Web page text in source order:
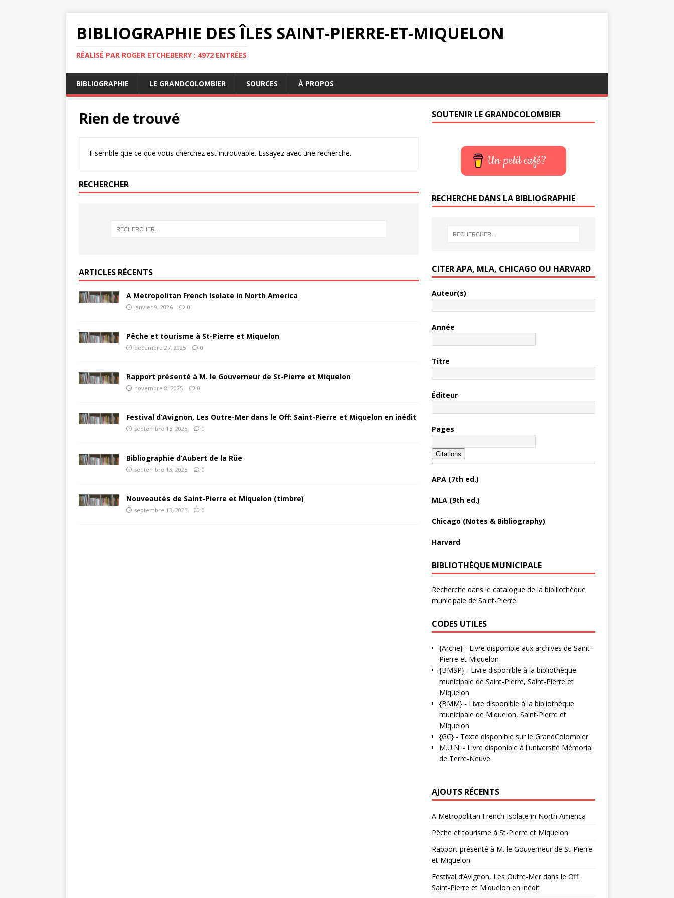
BIBLIOGRAPHIE DES ÎLES SAINT-PIERRE-ET-MIQUELON
RÉALISÉ PAR ROGER ETCHEBERRY : 4972 ENTRÉES
BIBLIOGRAPHIE LE GRANDCOLOMBIER SOURCES À PROPOS
Rien de trouvé
Il semble que ce que vous cherchez est introuvable. Essayez avec une recherche.
RECHERCHER
ARTICLES RÉCENTS
A Metropolitan French Isolate in North America
janvier 9, 2026 0
Pêche et tourisme à St-Pierre et Miquelon
décembre 27, 2025 0
Rapport présenté à M. le Gouverneur de St-Pierre et Miquelon
novembre 8, 2025 0
Festival d’Avignon, Les Outre-Mer dans le Off: Saint-Pierre et Miquelon en inédit
septembre 15, 2025 0
Bibliographie d’Aubert de la Rüe
septembre 13, 2025 0
Nouveautés de Saint-Pierre et Miquelon (timbre)
septembre 13, 2025 0
SOUTENIR LE GRANDCOLOMBIER
Un petit café?
RECHERCHE DANS LA BIBLIOGRAPHIE
CITER APA, MLA, CHICAGO OU HARVARD
Auteur(s)
Année
Titre
Éditeur
Pages
Citations
APA (7th ed.)
MLA (9th ed.)
Chicago (Notes & Bibliography)
Harvard
BIBLIOTHÈQUE MUNICIPALE
Recherche dans le catalogue de la bibiliothèque
municipale de Saint-Pierre.
CODES UTILES
{Arche}- Livre disponible aux archives de Saint-
Pierre et Miquelon
{BMSP}- Livre disponible à la bibliothèque
municipale de Saint-Pierre, Saint-Pierre et
Miquelon
{BMM}- Livre disponible à la bibliothèque
municipale de Miquelon, Saint-Pierre et
Miquelon
{GC}- Texte disponible sur le GrandColombier
M.U.N. - Livre disponible à l'université Mémorial
de Terre-Neuve.
AJOUTS RÉCENTS
A Metropolitan French Isolate in North America
Pêche et tourisme à St-Pierre et Miquelon
Rapport présenté à M. le Gouverneur de St-Pierre
et Miquelon
Festival d’Avignon, Les Outre-Mer dans le Off:
Saint-Pierre et Miquelon en inédit